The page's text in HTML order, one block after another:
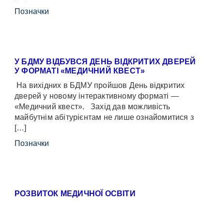
Позначки
У БДМУ ВІДБУВСЯ ДЕНЬ ВІДКРИТИХ ДВЕРЕЙ
У ФОРМАТІ «МЕДИЧНИЙ КВЕСТ»
На вихідних в БДМУ пройшов День відкритих
дверей у новому інтерактивному форматі —
«Медичний квест». Захід дав можливість
майбутнім абітурієнтам не лише ознайомитися з
[…]
Позначки
РОЗВИТОК МЕДИЧНОЇ ОСВІТИ